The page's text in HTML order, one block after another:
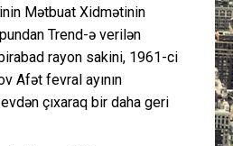
Gündəm
Cəmiyyət
Peşə etikası
Mətbuat Xidmətinin
Trend-ə verilən
rayon sakini, 1961-ci
Afət fevral ayının
çıxaraq bir daha geri